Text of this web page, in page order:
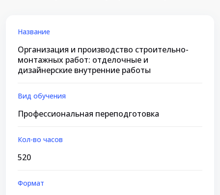
Название
Организация и производство строительно-
монтажных работ: отделочные и
дизайнерские внутренние работы
Вид обучения
Профессиональная переподготовка
Кол-во часов
520
Формат